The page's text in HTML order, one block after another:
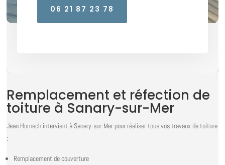
06 21 87 23 78
Remplacement et réfection de
toiture à Sanary-sur-Mer
Jean Hornech intervient à Sanary-sur-Mer pour réaliser tous vos travaux de toiture
:
Remplacement de couverture